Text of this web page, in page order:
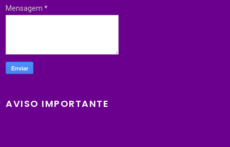
Mensagem*
AVISO IMPORTANTE